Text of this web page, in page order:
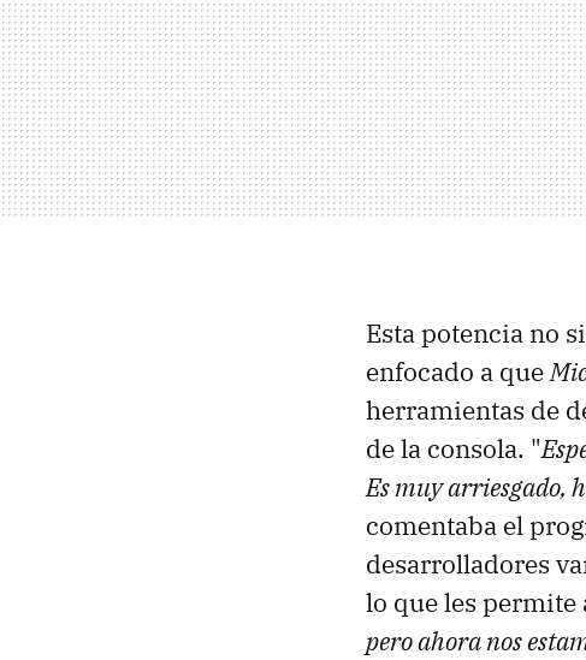
Esta potencia no
enfocado a que
herramientas de
de la consola. "
Es muy arriesgado,
comentaba el
desarrolladores
lo que les permite
pero ahora nos